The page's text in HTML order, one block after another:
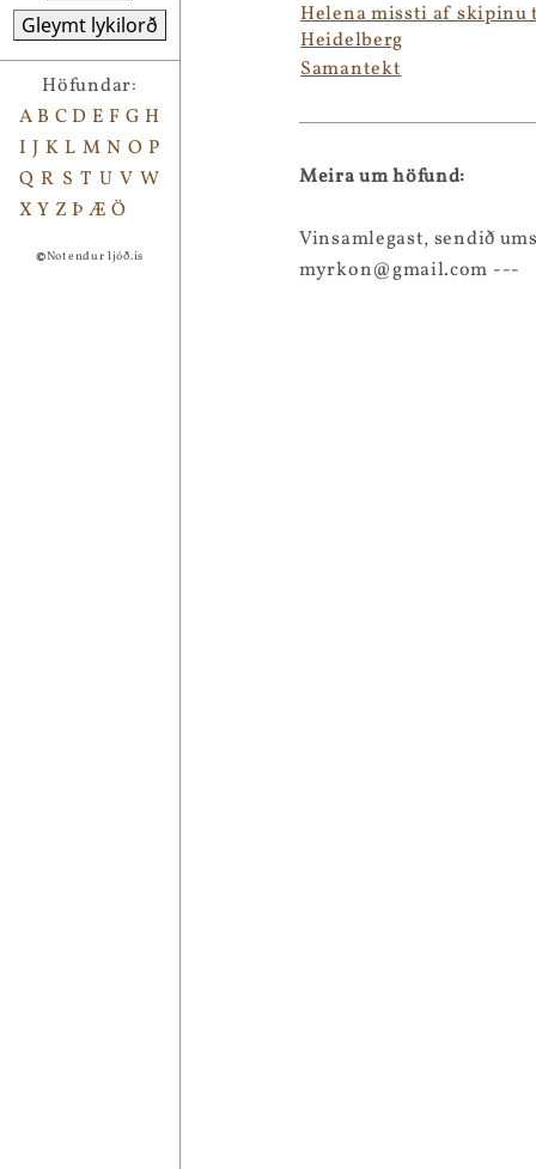
Gleymt lykilorð
Höfundar:
A B C D E F G H
I J K L M N O P
Q R S T U V W
X Y Z Þ Æ Ö
©Notendur ljóð.is
Helena missti af
Heidelberg
Samantekt
Meira um höfund:
Vinsamlegast, sendið
myrkon@gmail.com ---